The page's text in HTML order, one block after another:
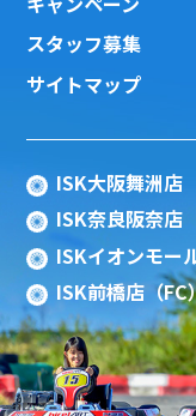
スタッフ募集
サイトマップ
ISK大阪舞洲店
ISK奈良阪奈店
ISKイオンモー
ISK前橋店（FC